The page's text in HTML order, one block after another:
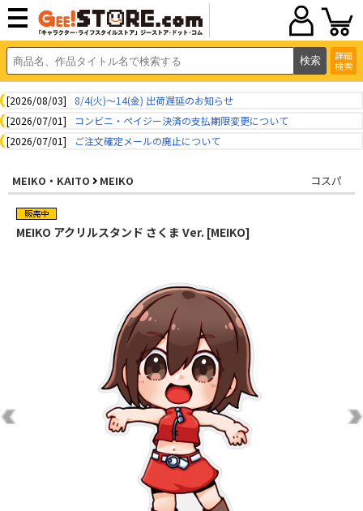
詳細
検索
[2026/08/03]
8/4(火)～14(金) 出荷遅延のお知らせ
[2026/07/01]
コンビニ・ペイジー決済の支払期限変更について
[2026/07/01]
ご注文確定メールの廃止について
MEIKO・KAITO MEIKO コスパ
MEIKO アクリルスタンド さくま Ver. [MEIKO]